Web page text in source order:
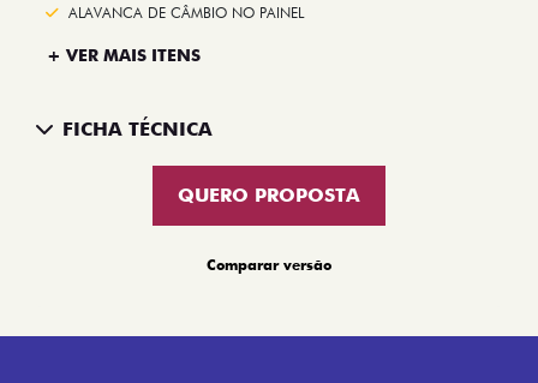
ALAVANCA DE CÂMBIO NO PAINEL
+ VER MAIS ITENS
FICHA TÉCNICA
QUERO PROPOSTA
Comparar versão